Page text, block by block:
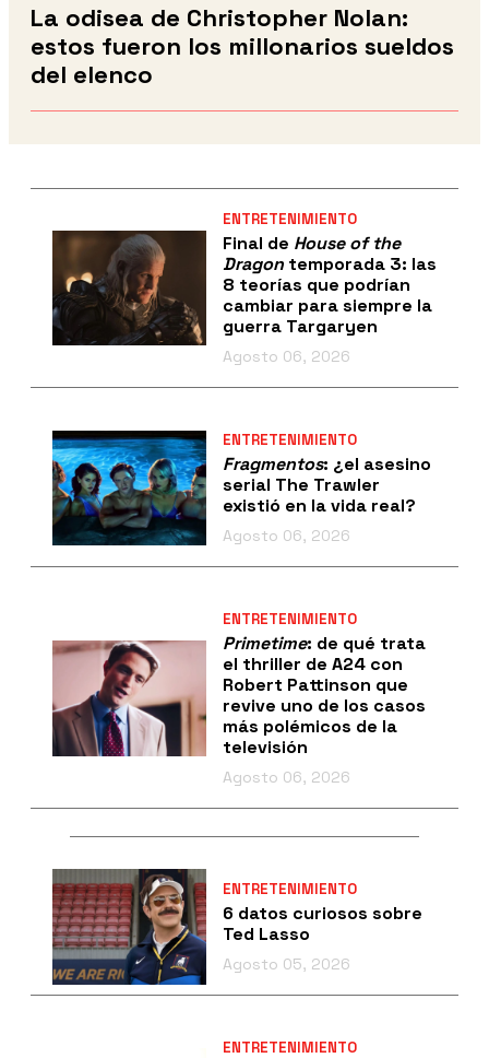
La odisea de Christopher Nolan:
estos fueron los millonarios sueldos
del elenco
ENTRETENIMIENTO
Final de House of the
Dragontemporada 3: las
8 teorías que podrían
cambiar para siempre la
guerra Targaryen
Agosto 06, 2026
ENTRETENIMIENTO
Fragmentos: ¿el asesino
serial The Trawler
existió en la vida real?
Agosto 06, 2026
ENTRETENIMIENTO
Primetime: de qué trata
el thriller de A24 con
Robert Pattinson que
revive uno de los casos
más polémicos de la
televisión
Agosto 06, 2026
ENTRETENIMIENTO
6 datos curiosos sobre
Ted Lasso
Agosto 05, 2026
ENTRETENIMIENTO